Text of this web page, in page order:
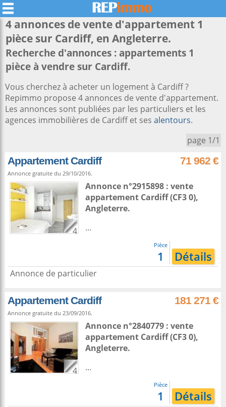
4 annonces de vente d'appartement 1
pièce sur Cardiff, en Angleterre.
Recherche d'annonces : appartements 1
pièce à vendre sur Cardiff.
Vous cherchez à acheter un logement à Cardiff ?
Repimmo propose 4 annonces de vente d'appartement.
Les annonces sont publiées par les particuliers et les
agences immobilières de Cardiff et ses alentours.
page 1/1
Appartement Cardiff 71 962 €
Annonce gratuite du 29/10/2016.
4
Annonce n°2915898 : vente
appartement Cardiff(CF3 0),
Angleterre.
...
Pièce
1 Détails
Annonce de particulier
Appartement Cardiff 181 271 €
Annonce gratuite du 23/09/2016.
4
Annonce n°2840779 : vente
appartement Cardiff(CF3 0),
Angleterre.
...
Pièce
1 Détails